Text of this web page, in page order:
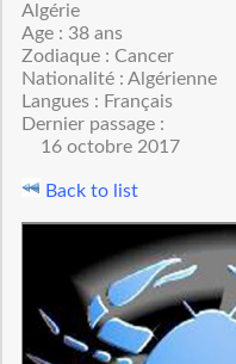
Algérie
Age : 38 ans
Zodiaque : Cancer
Nationalité : Algérienne
Langues : Français
Dernier passage :
16 octobre 2017
Back to list